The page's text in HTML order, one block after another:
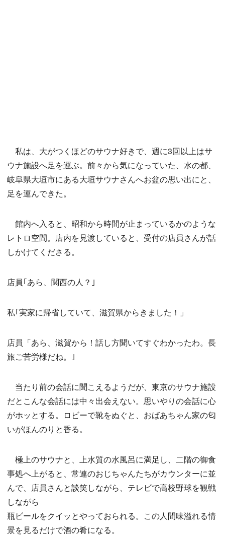
私は、大がつくほどのサウナ好きで、週に3回以上はサ
ウナ施設へ足を運ぶ。前々から気になっていた、水の都、
岐阜県大垣市にある大垣サウナさんへお盆の思い出にと、
足を運んできた。
館内へ入ると、昭和から時間が止まっているかのような
レトロ空間。店内を見渡していると、受付の店員さんが話
しかけてくださる。
店員｢あら、関西の人？｣
私｢実家に帰省していて、滋賀県からきました！」
店員「あら、滋賀から！話し方聞いてすぐわかったわ。長
旅ご苦労様だね。｣
当たり前の会話に聞こえるようだが、東京のサウナ施設
だとこんな会話には中々出会えない。思いやりの会話に心
がホッとする。ロビーで靴をぬぐと、おばあちゃん家の匂
いがほんのりと香る。
極上のサウナと、上水質の水風呂に満足し、二階の御食
事処へ上がると、常連のおじちゃんたちがカウンターに並
んで、店員さんと談笑しながら、テレビで高校野球を観戦
しながら
瓶ビールをクイッとやっておられる。この人間味溢れる情
景を見るだけで酒の肴になる。